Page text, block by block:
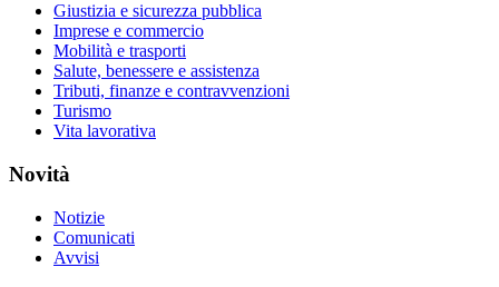
Giustizia e sicurezza pubblica
Imprese e commercio
Mobilità e trasporti
Salute, benessere e assistenza
Tributi, finanze e contravvenzioni
Turismo
Vita lavorativa
Novità
Notizie
Comunicati
Avvisi